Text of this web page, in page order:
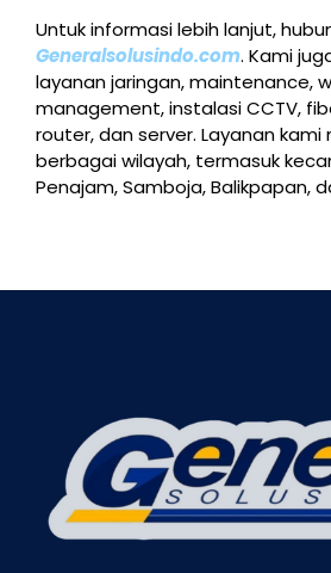
Untuk informasi lebih lanjut,
Generalsolusindo.com. Kami
layanan jaringan, maintenance,
management, instalasi CCTV,
router, dan server. Layanan kami
berbagai wilayah, termasuk
Penajam, Samboja, Balikpapan,